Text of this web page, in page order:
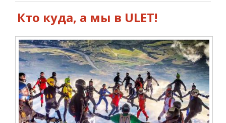
Кто куда, а мы в ULET!